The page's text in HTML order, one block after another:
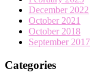
December 2022
October 2021
October 2018
September 2017
Categories